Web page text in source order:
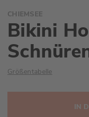
Anfang
der
Bildgalerie
springen
CHIEMSEE
Bikini
Größentabelle
IN